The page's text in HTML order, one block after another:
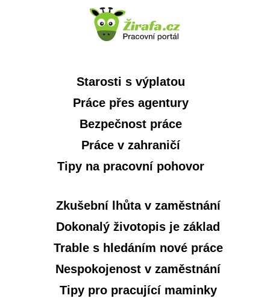
Starosti s výplatou
Práce přes agentury
Bezpečnost práce
Práce v zahraničí
Tipy na pracovní pohovor
Zkušební lhůta v zaměstnání
Dokonalý životopis je základ
Trable s hledáním nové práce
Nespokojenost v zaměstnání
Tipy pro pracující maminky